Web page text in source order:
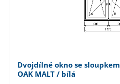
Dvojdílné okno se sloupkem
OAK MALT / bílá